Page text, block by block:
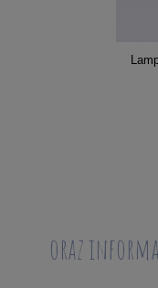
oraz